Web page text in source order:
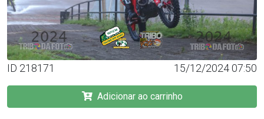
ID 218171 15/12/2024 07:50
Adicionar ao carrinho